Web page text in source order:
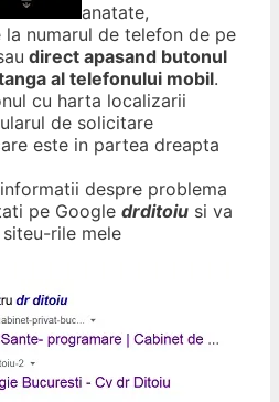
anatate,
numarul de telefon de pe
direct apasand butonul
al telefonului mobil.
cu harta localizarii
de solicitare
este in partea dreapta
despre problema
pe Google drditoiu si va
rile mele